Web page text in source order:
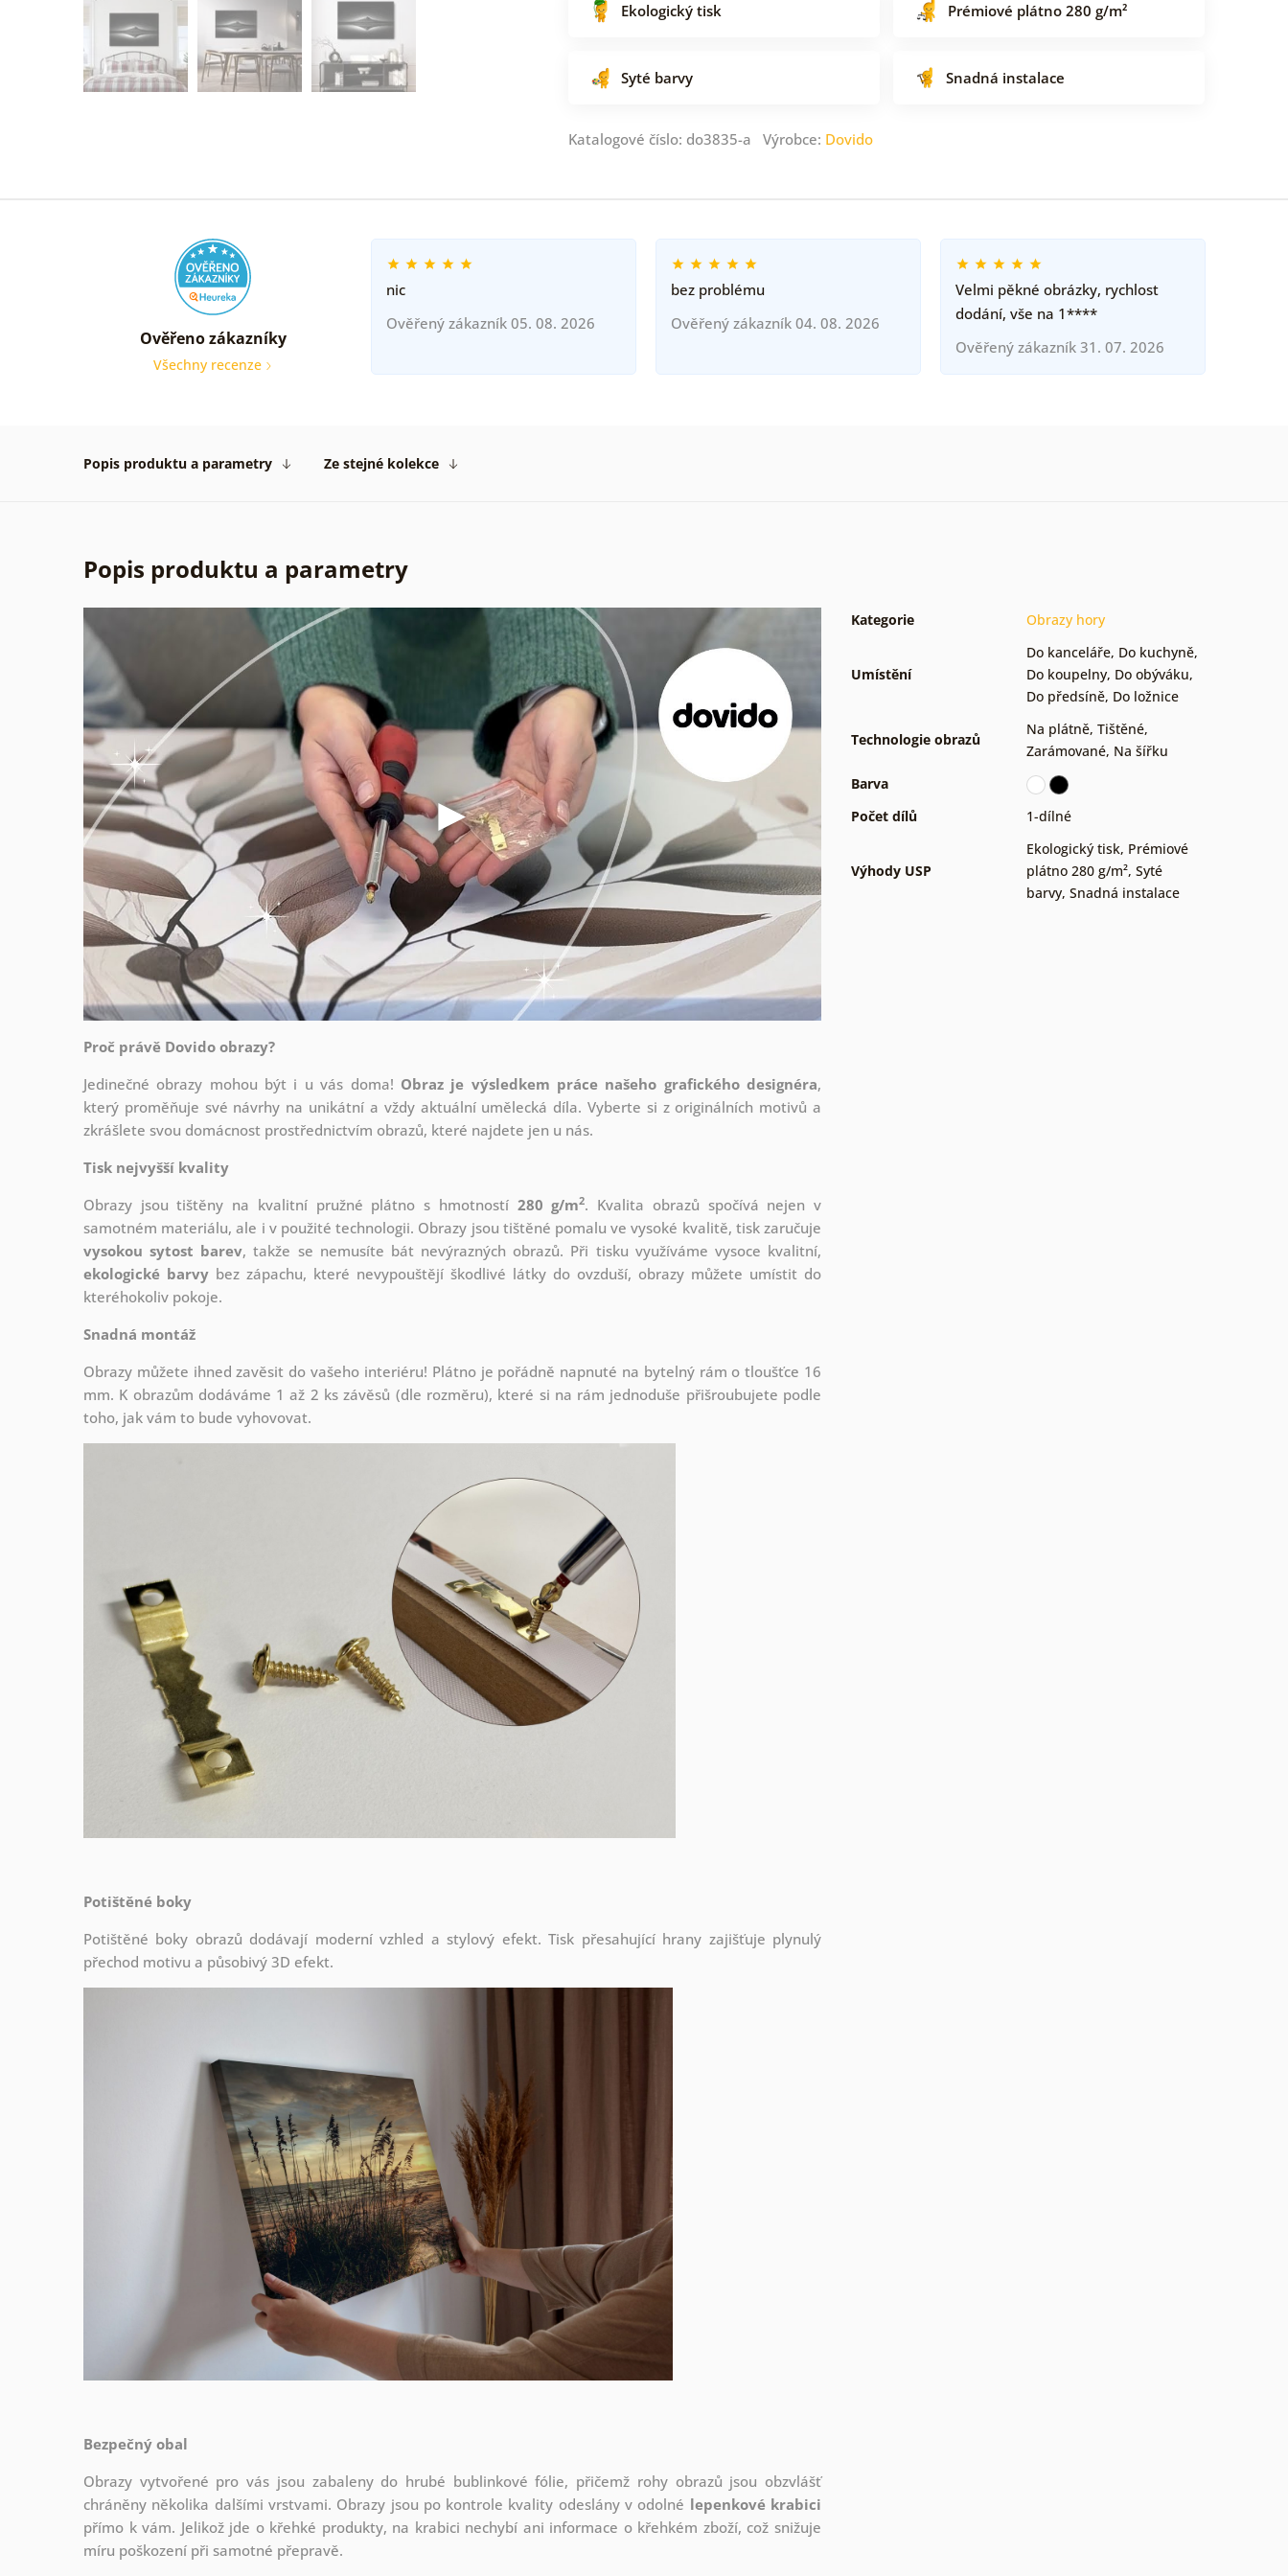
Ekologický tisk Prémiové plátno 280 g/m²
Syté barvy Snadná instalace
Katalogové číslo: do3835-a Výrobce: Dovido
Ověřeno zákazníky
Všechny recenze
nic
Ověřený zákazník 05. 08. 2026
bez problému
Ověřený zákazník 04. 08. 2026
Velmi pěkné obrázky, rychlost
dodání, vše na 1****
Ověřený zákazník 31. 07. 2026
Popis produktu a parametry Ze stejné kolekce
Popis produktu a parametry
Proč právě Dovido obrazy?
Jedinečné obrazy mohou být i u vás doma! Obraz je výsledkem práce našeho grafického designéra,
který proměňuje své návrhy na unikátní a vždy aktuální umělecká díla. Vyberte si z originálních motivů a
zkrášlete svou domácnost prostřednictvím obrazů, které najdete jen u nás.
Tisk nejvyšší kvality
Obrazy jsou tištěny na kvalitní pružné plátno s hmotností 280 g/m2. Kvalita obrazů spočívá nejen v
samotném materiálu, ale i v použité technologii. Obrazy jsou tištěné pomalu ve vysoké kvalitě, tisk zaručuje
vysokou sytost barev, takže se nemusíte bát nevýrazných obrazů. Při tisku využíváme vysoce kvalitní,
ekologické barvy bez zápachu, které nevypouštějí škodlivé látky do ovzduší, obrazy můžete umístit do
kteréhokoliv pokoje.
Snadná montáž
Obrazy můžete ihned zavěsit do vašeho interiéru! Plátno je pořádně napnuté na bytelný rám o tloušťce 16
mm. K obrazům dodáváme 1 až 2 ks závěsů (dle rozměru), které si na rám jednoduše přišroubujete podle
toho, jak vám to bude vyhovovat.
Potištěné boky
Potištěné boky obrazů dodávají moderní vzhled a stylový efekt. Tisk přesahující hrany zajišťuje plynulý
přechod motivu a působivý 3D efekt.
Bezpečný obal
Obrazy vytvořené pro vás jsou zabaleny do hrubé bublinkové fólie, přičemž rohy obrazů jsou obzvlášť
chráněny několika dalšími vrstvami. Obrazy jsou po kontrole kvality odeslány v odolné lepenkové krabici
přímo k vám. Jelikož jde o křehké produkty, na krabici nechybí ani informace o křehkém zboží, což snižuje
míru poškození při samotné přepravě.
Kategorie Obrazy hory
Umístění
Do kanceláře, Do kuchyně,
Do koupelny, Do obýváku,
Do předsíně, Do ložnice
Technologie obrazů
Na plátně, Tištěné,
Zarámované, Na šířku
Barva
Počet dílů
1-dílné
Výhody USP
Ekologický tisk, Prémiové
plátno 280 g/m², Syté
barvy, Snadná instalace